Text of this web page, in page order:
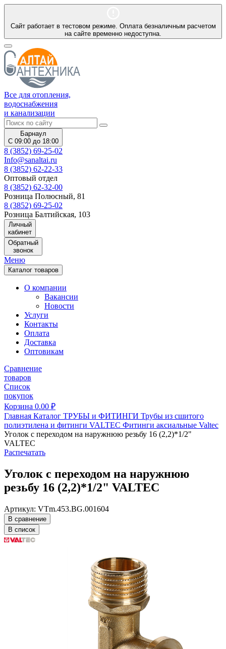
Сайт работает в тестовом режиме. Оплата безналичным расчетом
на сайте временно недоступна.
Все для отопления,
водоснабжения
и канализации
Барнаул
С 09:00 до 18:00
8 (3852) 69-25-02
Info@sanaltai.ru
8 (3852) 62-22-33
Оптовый отдел
8 (3852) 62-32-00
Розница Полюсный, 81
8 (3852) 69-25-02
Розница Балтийская, 103
Личный
кабинет
Обратный
звонок
Меню
Каталог товаров
О компании
Вакансии
Новости
Услуги
Контакты
Оплата
Доставка
Оптовикам
Сравнение
товаров
Список
покупок
Корзина 0.00 ₽
Главная Каталог ТРУБЫ и ФИТИНГИ Трубы из сшитого
полиэтилена и фитинги VALTEC Фитинги аксиальные Valtec
Уголок с переходом на наружнюю резьбу 16 (2,2)*1/2"
VALTEC
Распечатать
Уголок с переходом на наружнюю
резьбу 16 (2,2)*1/2" VALTEC
Артикул: VTm.453.BG.001604
В сравнение
В список